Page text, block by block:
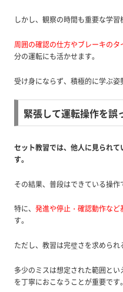
しかし、観察の時間も重要な学習
周囲の確認の仕方やブレーキの
分の運転にも活かせます。
受け身にならず、積極的に学ぶ姿
緊張して運転操作を誤
セット教習では、他人に見られ
す。
その結果、普段はできている操作
特に、 発進や停止・確認動作な
す。
ただし、教習は完璧さを求められ
多少のミスは想定された範囲と
を丁寧におこなうことが重要です。